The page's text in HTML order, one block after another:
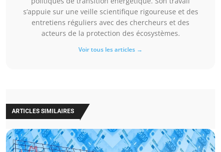
s’appuie sur une veille scientifique rigoureuse et des
entretiens réguliers avec des chercheurs et des
acteurs de la protection des écosystèmes.
Voir tous les articles →
ARTICLES SIMILAIRES